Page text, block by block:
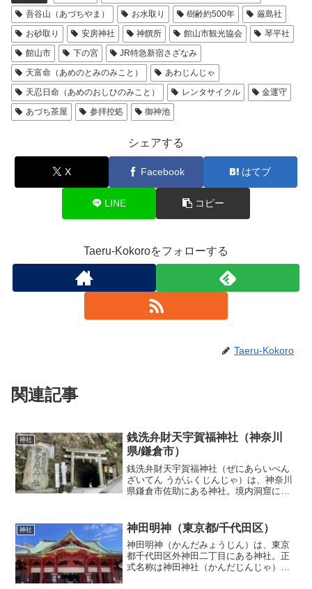
吾谷山（あづちやま）
お水取り 樹齢約500年
厳島社
お砂取り
安房神社 神饌所 館山市観光協会
琴平社
館山市
下の宮
JR特急新宿さざなみ
天富命（あめのとみのみこと）
あわじんじゃ
天忍日命（あめのおしひのみこと）
レンタサイクル
金運守
あづち茶屋
参拝控処 御神池
シェアする
X Facebook はてブ
LINE コピー
Taeru-Kokoroをフォローする
Taeru-Kokoro
関連記事
神社
銭洗弁財天宇賀福神社（神奈川
県/鎌倉市）
銭洗弁財天宇賀福神社（ぜにあらいべん
ざいてん うがふくじんじゃ）は、神奈川
県鎌倉市佐助にある神社。境内洞窟にあ
らいべんてん）の名で知られている。文
治元年（1185年）、...
神社 神田明神（東京都/千代田区）
神田明神（かんだみょうじん）は、東京
都千代田区外神田二丁目にある神社。正
式名称は神田神社（かんだじんじゃ）。